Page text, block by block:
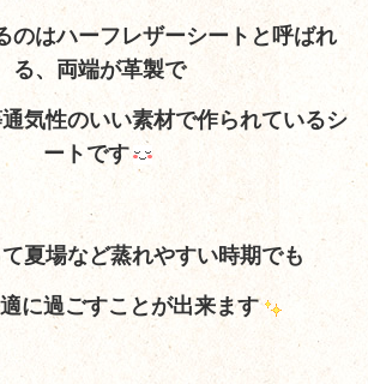
のはハーフレザーシートと呼ばれ
る、両端が革製で
気性のいい素材で作られているシ
ートです
夏場など蒸れやすい時期でも
に過ごすことが出来ます